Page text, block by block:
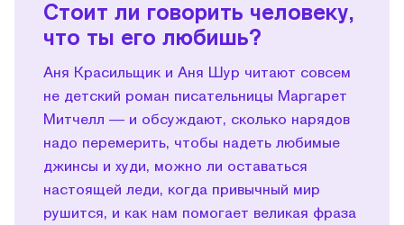
Стоит ли говорить человеку,
что ты его любишь?
Аня Красильщик и Аня Шур читают совсем
не детский роман писательницы Маргарет
Митчелл — и обсуждают, сколько нарядов
надо перемерить, чтобы надеть любимые
джинсы и худи, можно ли оставаться
настоящей леди, когда привычный мир
рушится, и как нам помогает великая фраза